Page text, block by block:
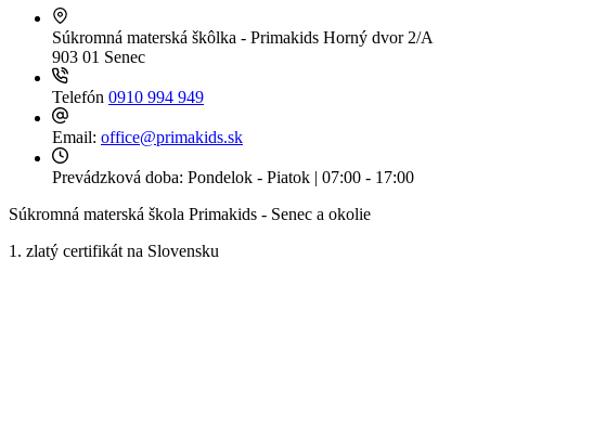
Súkromná materská škôlka - Primakids Horný dvor 2/A
903 01 Senec
Telefón 0910 994 949
Email: office@primakids.sk
Prevádzková doba: Pondelok - Piatok | 07:00 - 17:00
Súkromná materská škola Primakids - Senec a okolie
1. zlatý certifikát na Slovensku